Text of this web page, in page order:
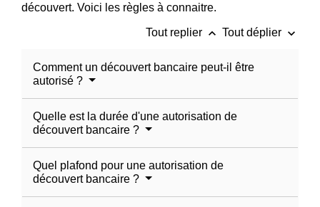
découvert. Voici les règles à connaitre.
Tout replier keyboard_arrow_up Tout déplier keyboard_arrow_down
Comment un découvert bancaire peut-il être
autorisé ?
Quelle est la durée d'une autorisation de
découvert bancaire ?
Quel plafond pour une autorisation de
découvert bancaire ?